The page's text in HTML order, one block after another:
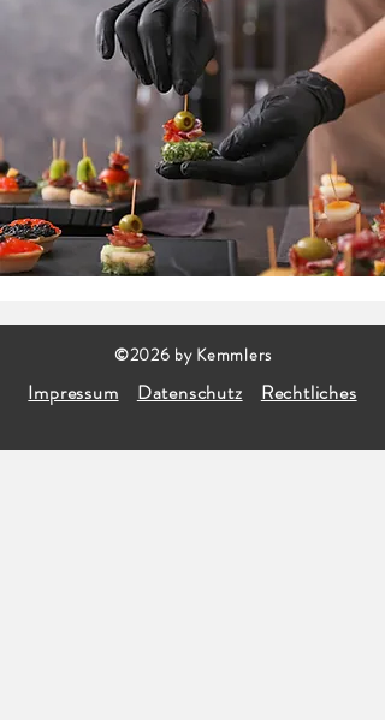
©2026 by Kemmlers
Impressum Datenschutz Rechtliches